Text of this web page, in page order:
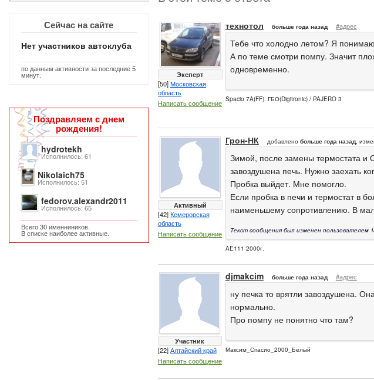
Эксперт
[50]Московская
область
Написать сообщение
технотол больше года назад #адрес
Тебе что холодно летом? Я
А по теме смотри помпу. Значит
одновременно.
Spacio 7A(FF), ГБО(Digitronic) / PAJERO 3
Активный
[42]Кемеровская
область
Написать сообщение
Грон-НК добавлено больше года назад,
Зимой, после замены термостата и
завоздушена печь. Нужно заехать
Пробка выйдет. Мне помогло.
Если пробка в печи и термостат в
наименьшему сопротивлению. В
Текст сообщения был изменен пользователем
AE111 2000г.
Участник
[22]Алтайский край
Написать сообщение
djmakcim больше года назад #адрес
ну печка то врятли завоздушена.
нормально.
Про помпу не понятно что там?
Максим_Спасио_2000_Белый
Сейчас на сайте
Нет участников автоклуба
по данным активности за последние 5
минут.
Поздравляем с днем
рождения!
hydrotekh
Исполнилось: 61
Nikolaich75
Исполнилось: 51
fedorov.alexandr2011
Исполнилось: 65
Всего 30 именниников.
В списке наиболее активные.